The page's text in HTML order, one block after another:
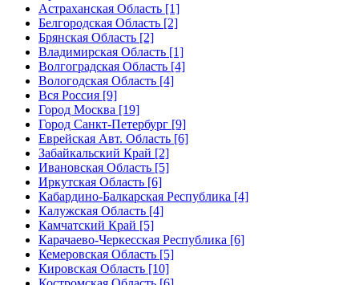
Астраханская Область [1]
Белгородская Область [2]
Брянская Область [2]
Владимирская Область [1]
Волгоградская Область [4]
Вологодская Область [4]
Вся Россия [9]
Город Москва [19]
Город Санкт-Петербург [9]
Еврейская Авт. Область [6]
Забайкальский Край [2]
Ивановская Область [5]
Иркутская Область [6]
Кабардино-Балкарская Республика [4]
Калужская Область [4]
Камчатский Край [5]
Карачаево-Черкесская Республика [6]
Кемеровская Область [5]
Кировская Область [10]